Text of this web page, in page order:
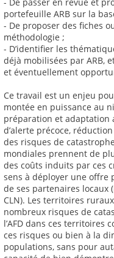
portefeuille ARB sur la
- De proposer des fiches
méthodologie ;
- D’identifier les
déjà mobilisées par ARB,
et éventuellement
Ce travail est un enjeu
montée en puissance au
préparation et adaptation
d’alerte précoce,
des risques de
mondiales prennent de
des coûts induits par ces
sens à déployer une offre
de ses partenaires locaux
CLN). Les territoires
nombreux risques de
l’AFD dans ces territoires
ces risques ou bien à la
populations, sans pour